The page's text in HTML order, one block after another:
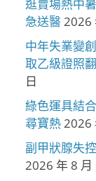
逛賣場熱中
急送醫2026
中年失業變
取乙級證照
日
綠色運具結
尋寶熱2026
副甲狀腺失
2026 年 8 月